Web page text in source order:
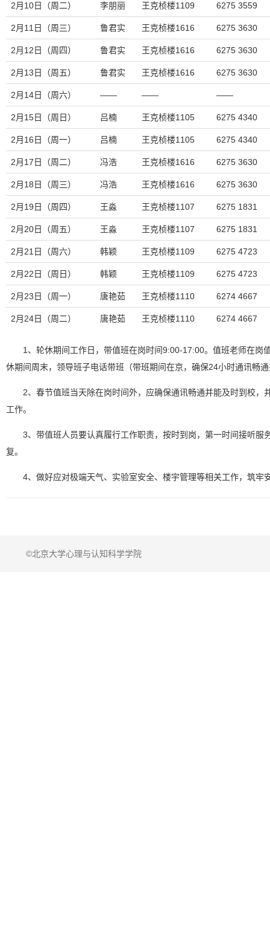
2月10日（周二） 李朋丽 王克桢楼1109 6275 3559
2月11日（周三） 鲁君实 王克桢楼1616 6275 3630
2月12日（周四） 鲁君实 王克桢楼1616 6275 3630
2月13日（周五） 鲁君实 王克桢楼1616 6275 3630
2月14日（周六） —— —— ——
2月15日（周日） 吕楠 王克桢楼1105 6275 4340
2月16日（周一） 吕楠 王克桢楼1105 6275 4340
2月17日（周二） 冯浩 王克桢楼1616 6275 3630
2月18日（周三） 冯浩 王克桢楼1616 6275 3630
2月19日（周四） 王淼 王克桢楼1107 6275 1831
2月20日（周五） 王淼 王克桢楼1107 6275 1831
2月21日（周六） 韩颖 王克桢楼1109 6275 4723
2月22日（周日） 韩颖 王克桢楼1109 6275 4723
2月23日（周一） 唐艳茹 王克桢楼1110 6274 4667
2月24日（周二） 唐艳茹 王克桢楼1110 6274 4667
1、轮休期间工作日，带值班在岗时间9:00-17:00。值班老师在岗
休期间周末，领导班子电话带班（带班期间在京，确保24小时通讯畅
2、春节值班当天除在岗时间外，应确保通讯畅通并能及时到校，
工作。
3、带值班人员要认真履行工作职责，按时到岗，第一时间接听服
复。
4、做好应对极端天气、实验室安全、楼宇管理等相关工作，筑牢
©北京大学心理与认知科学学院